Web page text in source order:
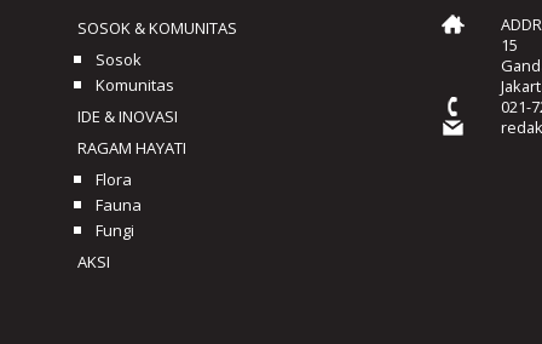
SOSOK & KOMUNITAS
Sosok
Komunitas
IDE & INOVASI
RAGAM HAYATI
Flora
Fauna
Fungi
AKSI
15
021-